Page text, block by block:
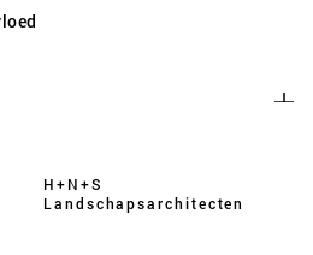
H+N+S
Landschaps­architecten